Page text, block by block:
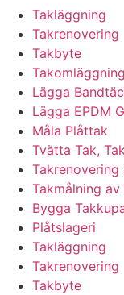
Takläggning
Takrenovering
Takbyte
Takomläggning
Lägga
Lägga EPDM
Måla Plåttak
Tvätta Tak,
Takmålning
Bygga
Plåtslageri
Takläggning
Takrenovering
Takbyte